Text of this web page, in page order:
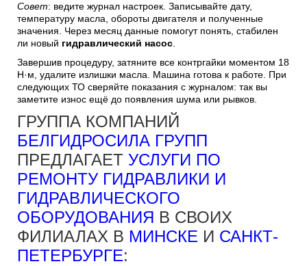
Совет: ведите журнал настроек. Записывайте дату,
температуру масла, обороты двигателя и полученные
значения. Через месяц данные помогут понять, стабилен
ли новый гидравлический насос.
Завершив процедуру, затяните все контргайки моментом 18
Н·м, удалите излишки масла. Машина готова к работе. При
следующих ТО сверяйте показания с журналом: так вы
заметите износ ещё до появления шума или рывков.
ГРУППА КОМПАНИЙ
БЕЛГИДРОСИЛА ГРУПП
ПРЕДЛАГАЕТ УСЛУГИ ПО
РЕМОНТУ ГИДРАВЛИКИ И
ГИДРАВЛИЧЕСКОГО
ОБОРУДОВАНИЯ В СВОИХ
ФИЛИАЛАХ В МИНСКЕ И САНКТ-
ПЕТЕРБУРГЕ: